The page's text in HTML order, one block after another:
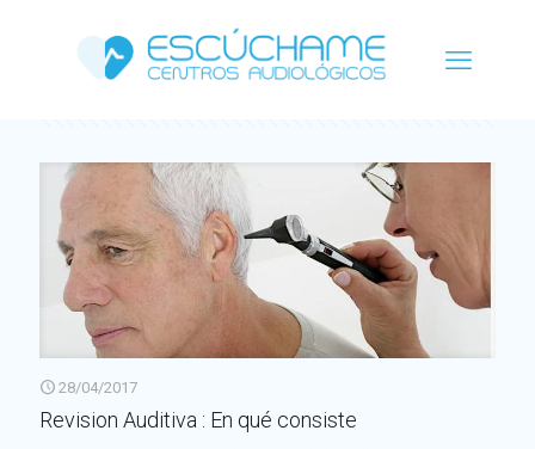
28/04/2017
Revision Auditiva : En qué consiste